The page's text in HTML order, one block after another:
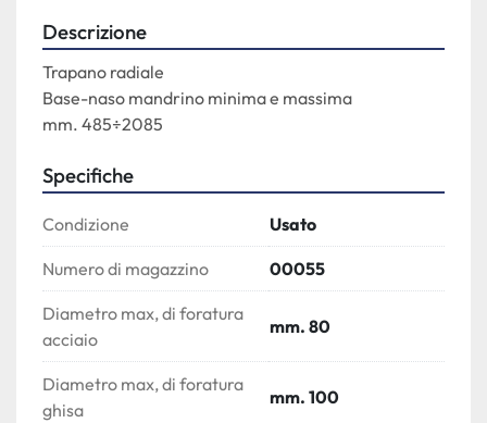
Descrizione
Trapano radiale
Base-naso mandrino minima e massima
mm. 485÷2085
Specifiche
Condizione Usato
Numero di magazzino 00055
Diametro max, di foratura
acciaio
mm. 80
Diametro max, di foratura
ghisa
mm. 100